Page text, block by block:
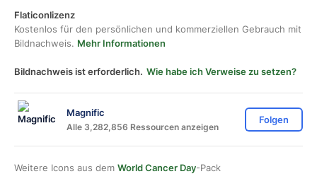
Flaticonlizenz
Kostenlos für den persönlichen und kommerziellen Gebrauch mit
Bildnachweis. Mehr Informationen
Bildnachweis ist erforderlich. Wie habe ich Verweise zu setzen?
Magnific
Alle 3,282,856 Ressourcen anzeigen
Folgen
Weitere Icons aus dem World Cancer Day-Pack